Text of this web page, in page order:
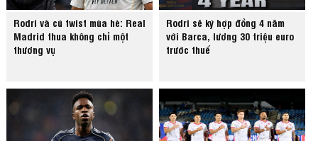
Rodri và cú twist mùa hè: Real
Madrid thua không chỉ một
thương vụ
Rodri sẽ ký hợp đồng 4 năm
với Barca, lương 30 triệu euro
trước thuế